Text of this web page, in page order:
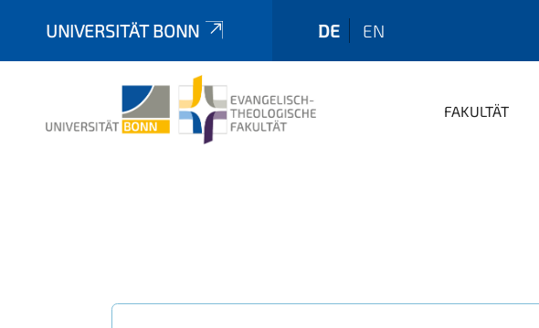
UNIVERSITÄT BONN DE EN
FAKULTÄT